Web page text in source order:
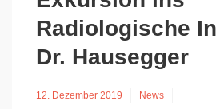
Radiologische
Dr. Hausegger
12. Dezember 2019 News